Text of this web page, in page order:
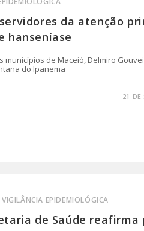
da atenção
hanseníase
municípios de Maceió, Delmiro
do Ipanema
21 DE
VIGILÂNCIA EPIDEMIOLÓGICA
de Saúde reafirma